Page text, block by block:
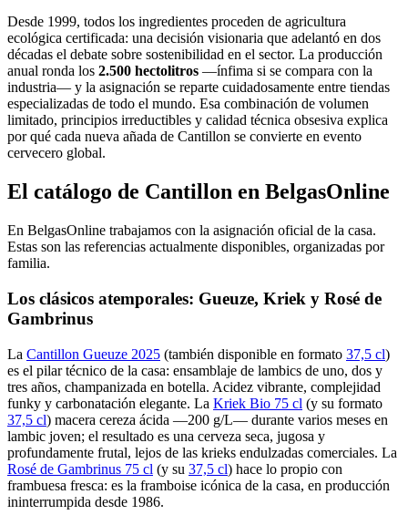
Desde 1999, todos los ingredientes proceden de agricultura
ecológica certificada: una decisión visionaria que adelantó en dos
décadas el debate sobre sostenibilidad en el sector. La producción
anual ronda los 2.500 hectolitros —ínfima si se compara con la
industria— y la asignación se reparte cuidadosamente entre tiendas
especializadas de todo el mundo. Esa combinación de volumen
limitado, principios irreductibles y calidad técnica obsesiva explica
por qué cada nueva añada de Cantillon se convierte en evento
cervecero global.
El catálogo de Cantillon en BelgasOnline
En BelgasOnline trabajamos con la asignación oficial de la casa.
Estas son las referencias actualmente disponibles, organizadas por
familia.
Los clásicos atemporales: Gueuze, Kriek y Rosé de
Gambrinus
La Cantillon Gueuze 2025 (también disponible en formato 37,5 cl)
es el pilar técnico de la casa: ensamblaje de lambics de uno, dos y
tres años, champanizada en botella. Acidez vibrante, complejidad
funky y carbonatación elegante. La Kriek Bio 75 cl (y su formato
37,5 cl) macera cereza ácida —200 g/L— durante varios meses en
lambic joven; el resultado es una cerveza seca, jugosa y
profundamente frutal, lejos de las krieks endulzadas comerciales. La
Rosé de Gambrinus 75 cl (y su 37,5 cl) hace lo propio con
frambuesa fresca: es la framboise icónica de la casa, en producción
ininterrumpida desde 1986.